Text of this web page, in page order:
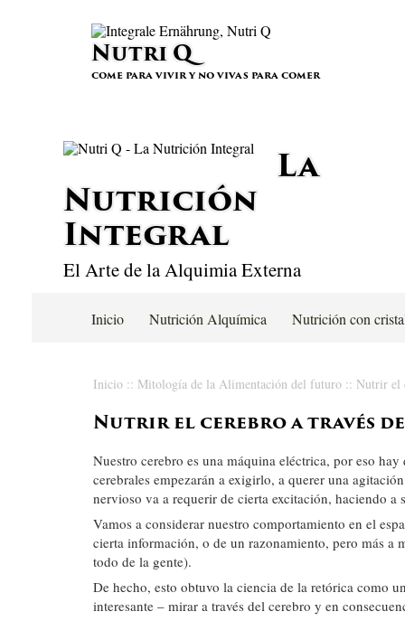
Nutri Q
come para vivir y no vivas para comer
La
Nutrición
Integral
El Arte de la Alquimia Externa
Inicio Nutrición Alquímica Nutrición con
Inicio :: Mitología de la Alimentación del futuro :: Nutrir el
Nutrir el cerebro a través
Nuestro cerebro es una máquina eléctrica, por eso
cerebrales empezarán a exigirlo, a querer una
nervioso va a requerir de cierta excitación, haciendo
Vamos a considerar nuestro comportamiento en el
cierta información, o de un razonamiento, pero más a
todo de la gente).
De hecho, esto obtuvo la ciencia de la retórica como
interesante – mirar a través del cerebro y en